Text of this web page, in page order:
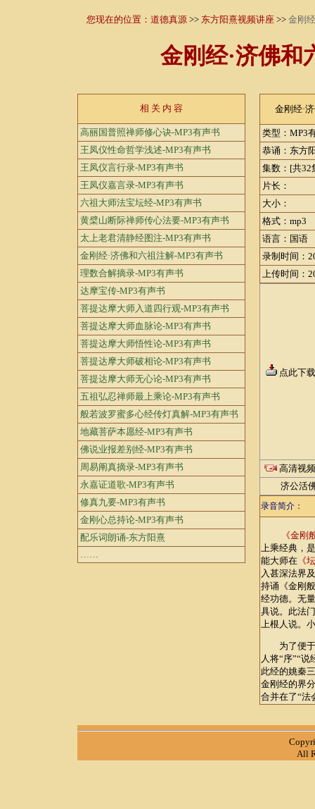
您现在的位置： 道德真源 >> 东方阳熹视频讲座 >> 金刚
金刚经·济佛和
相 关 内 容
高丽国普照禅师修心诀-MP3有声书
王凤仪性命哲学浅述-MP3有声书
王凤仪言行录-MP3有声书
王凤仪嘉言录-MP3有声书
六祖大师法宝坛经-MP3有声书
黄檗山断际禅师传心法要-MP3有声书
太上老君清静经图注-MP3有声书
金刚经·济佛和六祖注解-MP3有声书
理数合解摘录-MP3有声书
达摩宝传-MP3有声书
菩提达摩大师入道四行观-MP3有声书
菩提达摩大师血脉论-MP3有声书
菩提达摩大师悟性论-MP3有声书
菩提达摩大师破相论-MP3有声书
菩提达摩大师无心论-MP3有声书
五祖弘忍禅师最上乘论-MP3有声书
般若波罗蜜多心经传灯真解-MP3有声书
地藏菩萨本愿经-MP3有声书
佛说业报差别经-MP3有声书
周易阐真摘录-MP3有声书
永嘉证道歌-MP3有声书
修真九要-MP3有声书
金刚心总持论-MP3有声书
配乐词朗诵-东方阳熹
……
金刚经·
类型：MP3
恭诵：东方
集数：[共32
片长：
大小：
格式：mp3
语言：国语
录制时间：
上传时间：
点此下
高清视
济公活佛
录音简介：
《金刚
上乘经典，
能大师在 《
入甚深法界
持诵《金刚
经功德。无
具说。此法
上根人说。
为了便于
人将“序”“说
此经的姚秦
金刚经的界
合并在了“法
All